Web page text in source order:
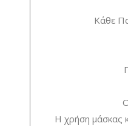
Κάθε
Η χρήση μάσκας